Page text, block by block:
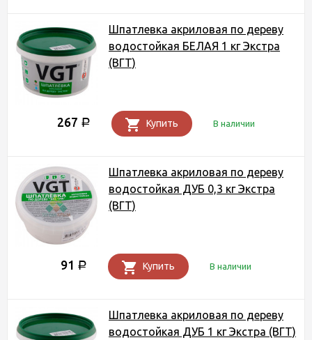
Шпатлевка акриловая по дереву
водостойкая БЕЛАЯ 1 кг Экстра
(ВГТ)
267 Р Купить В наличии
Шпатлевка акриловая по дереву
водостойкая ДУБ 0,3 кг Экстра
(ВГТ)
91 Р Купить В наличии
Шпатлевка акриловая по дереву
водостойкая ДУБ 1 кг Экстра (ВГТ)